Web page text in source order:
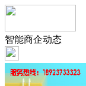
智能商企动态